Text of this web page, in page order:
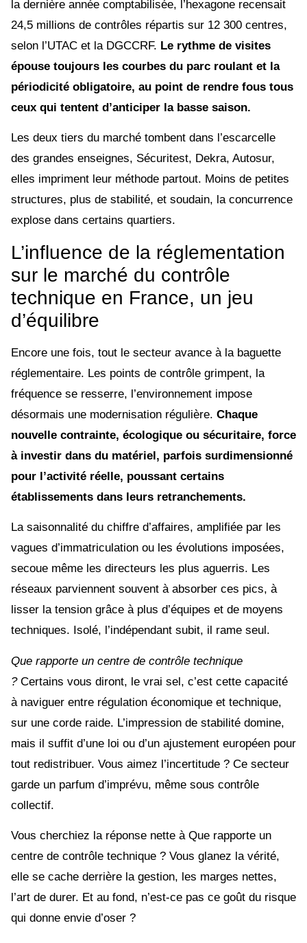
la dernière année comptabilisée, l’hexagone recensait
24,5 millions de contrôles répartis sur 12 300 centres,
selon l’UTAC et la DGCCRF. Le rythme de visites
épouse toujours les courbes du parc roulant et la
périodicité obligatoire, au point de rendre fous tous
ceux qui tentent d’anticiper la basse saison.
Les deux tiers du marché tombent dans l’escarcelle
des grandes enseignes, Sécuritest, Dekra, Autosur,
elles impriment leur méthode partout. Moins de petites
structures, plus de stabilité, et soudain, la concurrence
explose dans certains quartiers.
L’influence de la réglementation
sur le marché du contrôle
technique en France, un jeu
d’équilibre
Encore une fois, tout le secteur avance à la baguette
réglementaire. Les points de contrôle grimpent, la
fréquence se resserre, l’environnement impose
désormais une modernisation régulière. Chaque
nouvelle contrainte, écologique ou sécuritaire, force
à investir dans du matériel, parfois surdimensionné
pour l’activité réelle, poussant certains
établissements dans leurs retranchements.
La saisonnalité du chiffre d’affaires, amplifiée par les
vagues d’immatriculation ou les évolutions imposées,
secoue même les directeurs les plus aguerris. Les
réseaux parviennent souvent à absorber ces pics, à
lisser la tension grâce à plus d’équipes et de moyens
techniques. Isolé, l’indépendant subit, il rame seul.
Que rapporte un centre de contrôle technique
?Certains vous diront, le vrai sel, c’est cette capacité
à naviguer entre régulation économique et technique,
sur une corde raide. L’impression de stabilité domine,
mais il suffit d’une loi ou d’un ajustement européen pour
tout redistribuer. Vous aimez l’incertitude ? Ce secteur
garde un parfum d’imprévu, même sous contrôle
collectif.
Vous cherchiez la réponse nette à Que rapporte un
centre de contrôle technique ? Vous glanez la vérité,
elle se cache derrière la gestion, les marges nettes,
l’art de durer. Et au fond, n’est-ce pas ce goût du risque
qui donne envie d’oser ?